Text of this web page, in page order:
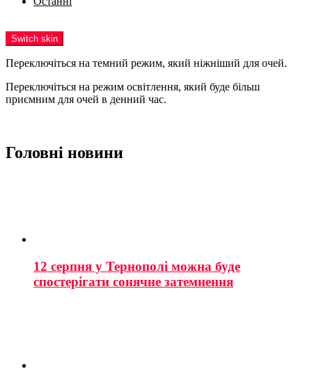
Switch skin
Переключіться на темний режим, який ніжніший для очей.
Переключіться на режим освітлення, який буде більш
приємним для очей в денний час.
Головні новини
12 серпня у Тернополі можна буде
спостерігати сонячне затемнення